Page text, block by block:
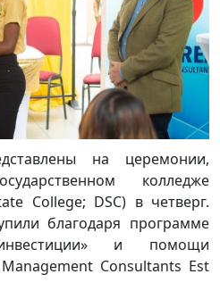
на церемонии,
колледже
College; DSC) в четверг.
благодаря программе
и помощи
Consultants Est